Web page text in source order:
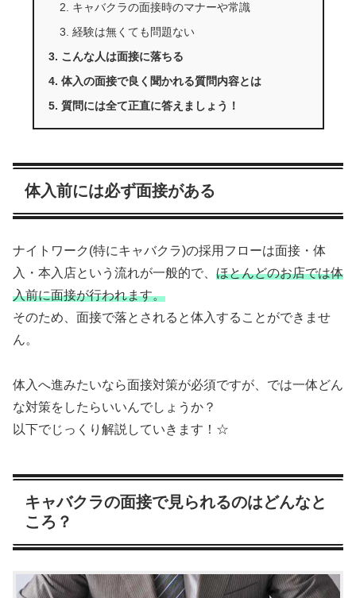
キャバクラの面接時のマナーや常識
経験は無くても問題ない
こんな人は面接に落ちる
体入の面接で良く聞かれる質問内容とは
質問には全て正直に答えましょう！
体入前には必ず面接がある
ナイトワーク(特にキャバクラ)の採用フローは面接・体
入・本入店という流れが一般的で、 ほとんどのお店では体
入前に面接が行われます。
そのため、面接で落とされると体入することができませ
ん。
体入へ進みたいなら面接対策が必須ですが、では一体どん
な対策をしたらいいんでしょうか？
以下でじっくり解説していきます！☆
キャバクラの面接で見られるのはどんなと
ころ？